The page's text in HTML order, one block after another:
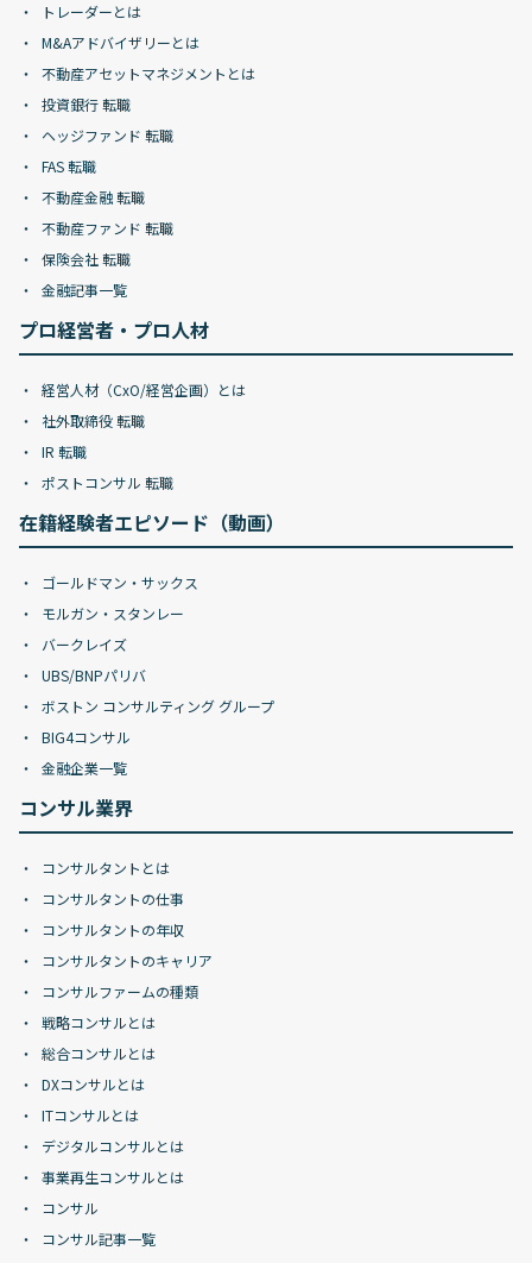
トレーダーとは
M&Aアドバイザリーとは
不動産アセットマネジメントとは
投資銀行 転職
ヘッジファンド 転職
FAS 転職
不動産金融 転職
不動産ファンド 転職
保険会社 転職
金融記事一覧
プロ経営者・プロ人材
経営人材（CxO/経営企画）とは
社外取締役 転職
IR 転職
ポストコンサル 転職
在籍経験者エピソード（動画）
ゴールドマン・サックス
モルガン・スタンレー
バークレイズ
UBS/BNPパリバ
ボストン コンサルティング グループ
BIG4コンサル
金融企業一覧
コンサル業界
コンサルタントとは
コンサルタントの仕事
コンサルタントの年収
コンサルタントのキャリア
コンサルファームの種類
戦略コンサルとは
総合コンサルとは
DXコンサルとは
ITコンサルとは
デジタルコンサルとは
事業再生コンサルとは
コンサル
コンサル記事一覧